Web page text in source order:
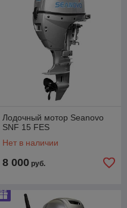
Лодочный мотор Seanovo
SNF 15 FES
Нет в наличии
8 000 руб.